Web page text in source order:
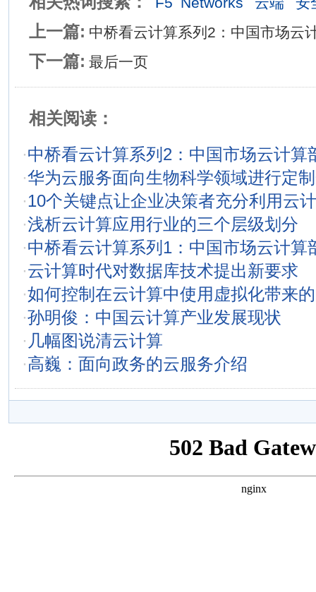
上一篇: 中桥看云计算系列2：中国市场云
下一篇: 最后一页
相关阅读：
·中桥看云计算系列2：中国市场云计算
·华为云服务面向生物科学领域进行定
·10个关键点让企业决策者充分利用云
·浅析云计算应用行业的三个层级划分
·中桥看云计算系列1：中国市场云计算
·云计算时代对数据库技术提出新要求
·如何控制在云计算中使用虚拟化带来
·孙明俊：中国云计算产业发展现状
· 几幅图说清云计算
·高巍：面向政务的云服务介绍